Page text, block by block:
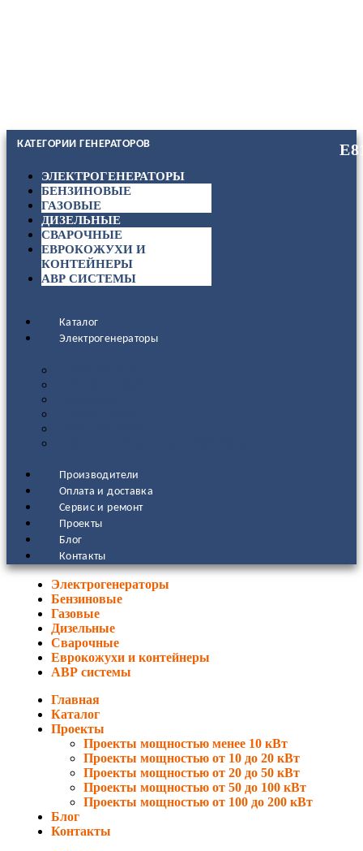
КАТЕГОРИИ ГЕНЕРАТОРОВ
ЭЛЕКТРОГЕНЕРАТОРЫ
БЕНЗИНОВЫЕ
ГАЗОВЫЕ
ДИЗЕЛЬНЫЕ
СВАРОЧНЫЕ
ЕВРОКОЖУХИ И
КОНТЕЙНЕРЫ
АВР СИСТЕМЫ
Каталог
Электрогенераторы
Производители
Оплата и доставка
Сервис и ремонт
Проекты
Блог
Контакты
Электрогенераторы
Бензиновые
Газовые
Дизельные
Сварочные
Еврокожухи и контейнеры
АВР системы
Главная
Каталог
Проекты
Проекты мощностью менее 10 кВт
Проекты мощностью от 10 до 20 кВт
Проекты мощностью от 20 до 50 кВт
Проекты мощностью от 50 до 100 кВт
Проекты мощностью от 100 до 200 кВт
Блог
Контакты